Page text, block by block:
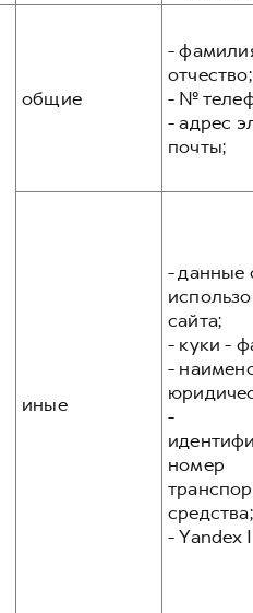
общие
-
отчество;
- №
- адрес
почты;
иные
- данные
сайта;
- куки -
-
-
номер
средства;
- Yandex